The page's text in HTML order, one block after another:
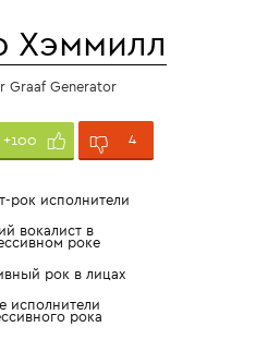
Хэммилл
Graaf Generator
+100 4
рок исполнители
вокалист в
роке
рок в лицах
исполнители
рока